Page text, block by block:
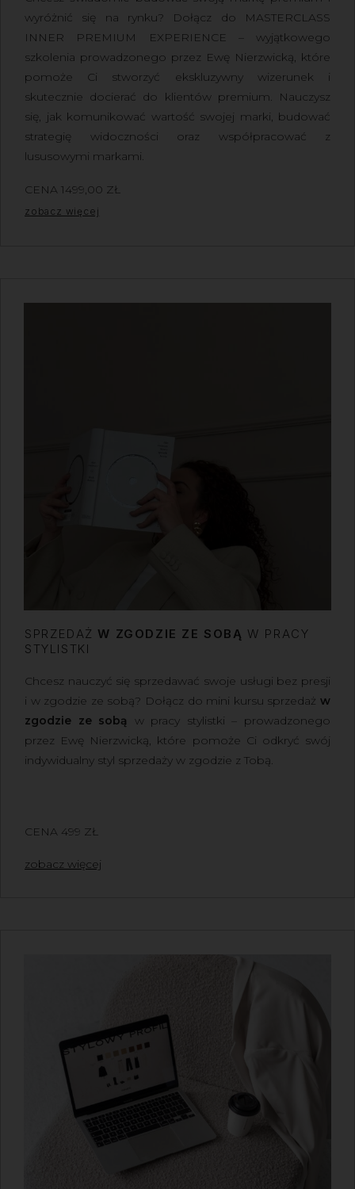
wyróżnić się na rynku? Dołącz do
MASTERCLASS
INNER PREMIUM EXPERIENCE – wyjątkowego
szkolenia prowadzonego przez Ewę Nierzwicką, które
pomoże Ci stworzyć ekskluzywny wizerunek i
skutecznie docierać do klientów premium. Nauczysz
się, jak komunikować wartość swojej marki, budować
strategię widoczności oraz współpracować z
lususowymi markami.
CENA 1499,00 ZŁ
zobacz więcej
SPRZEDAŻ W ZGODZIE ZE SOBĄ W PRACY
STYLISTKI
Chcesz nauczyć się sprzedawać swoje usługi bez presji
i w zgodzie ze sobą? Dołącz do mini kursu sprzedaż w
zgodzie ze sobą w pracy stylistki – prowadzonego
przez Ewę Nierzwicką, które pomoże Ci odkryć swój
indywidualny styl sprzedaży w zgodzie z Tobą.
CENA 499 ZŁ
zobacz więcej